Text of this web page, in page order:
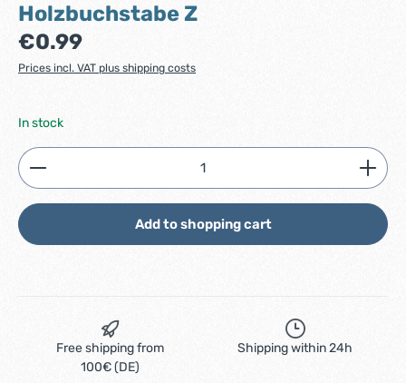
Holzbuchstabe Z
Regular price:
€0.99
Prices incl. VAT plus shipping costs
In stock
Product Quantity: Enter the desired amount or
Add to shopping cart
Free shipping from
100€ (DE)
Shipping within 24h